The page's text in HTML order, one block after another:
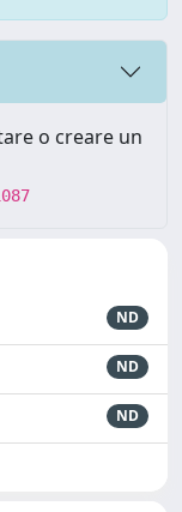
o creare un
ND
ND
ND